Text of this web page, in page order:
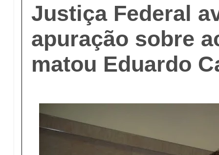
Justiça Federal
apuração sobre
matou Eduardo